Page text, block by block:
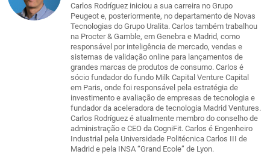
Carlos Rodríguez iniciou a sua carreira no Grupo
Peugeot e, posteriormente, no departamento de Novas
Tecnologias do Grupo Uralita. Carlos também trabalhou
na Procter & Gamble, em Genebra e Madrid, como
responsável por inteligência de mercado, vendas e
sistemas de validação online para lançamentos de
grandes marcas de produtos de consumo. Carlos é
sócio fundador do fundo Milk Capital Venture Capital
em Paris, onde foi responsável pela estratégia de
investimento e avaliação de empresas de tecnologia e
fundador da aceleradora de tecnologia Madrid Ventures.
Carlos Rodríguez é atualmente membro do conselho de
administração e CEO da CogniFit. Carlos é Engenheiro
Industrial pela Universidade Politécnica Carlos III de
Madrid e pela INSA “Grand Ecole” de Lyon.